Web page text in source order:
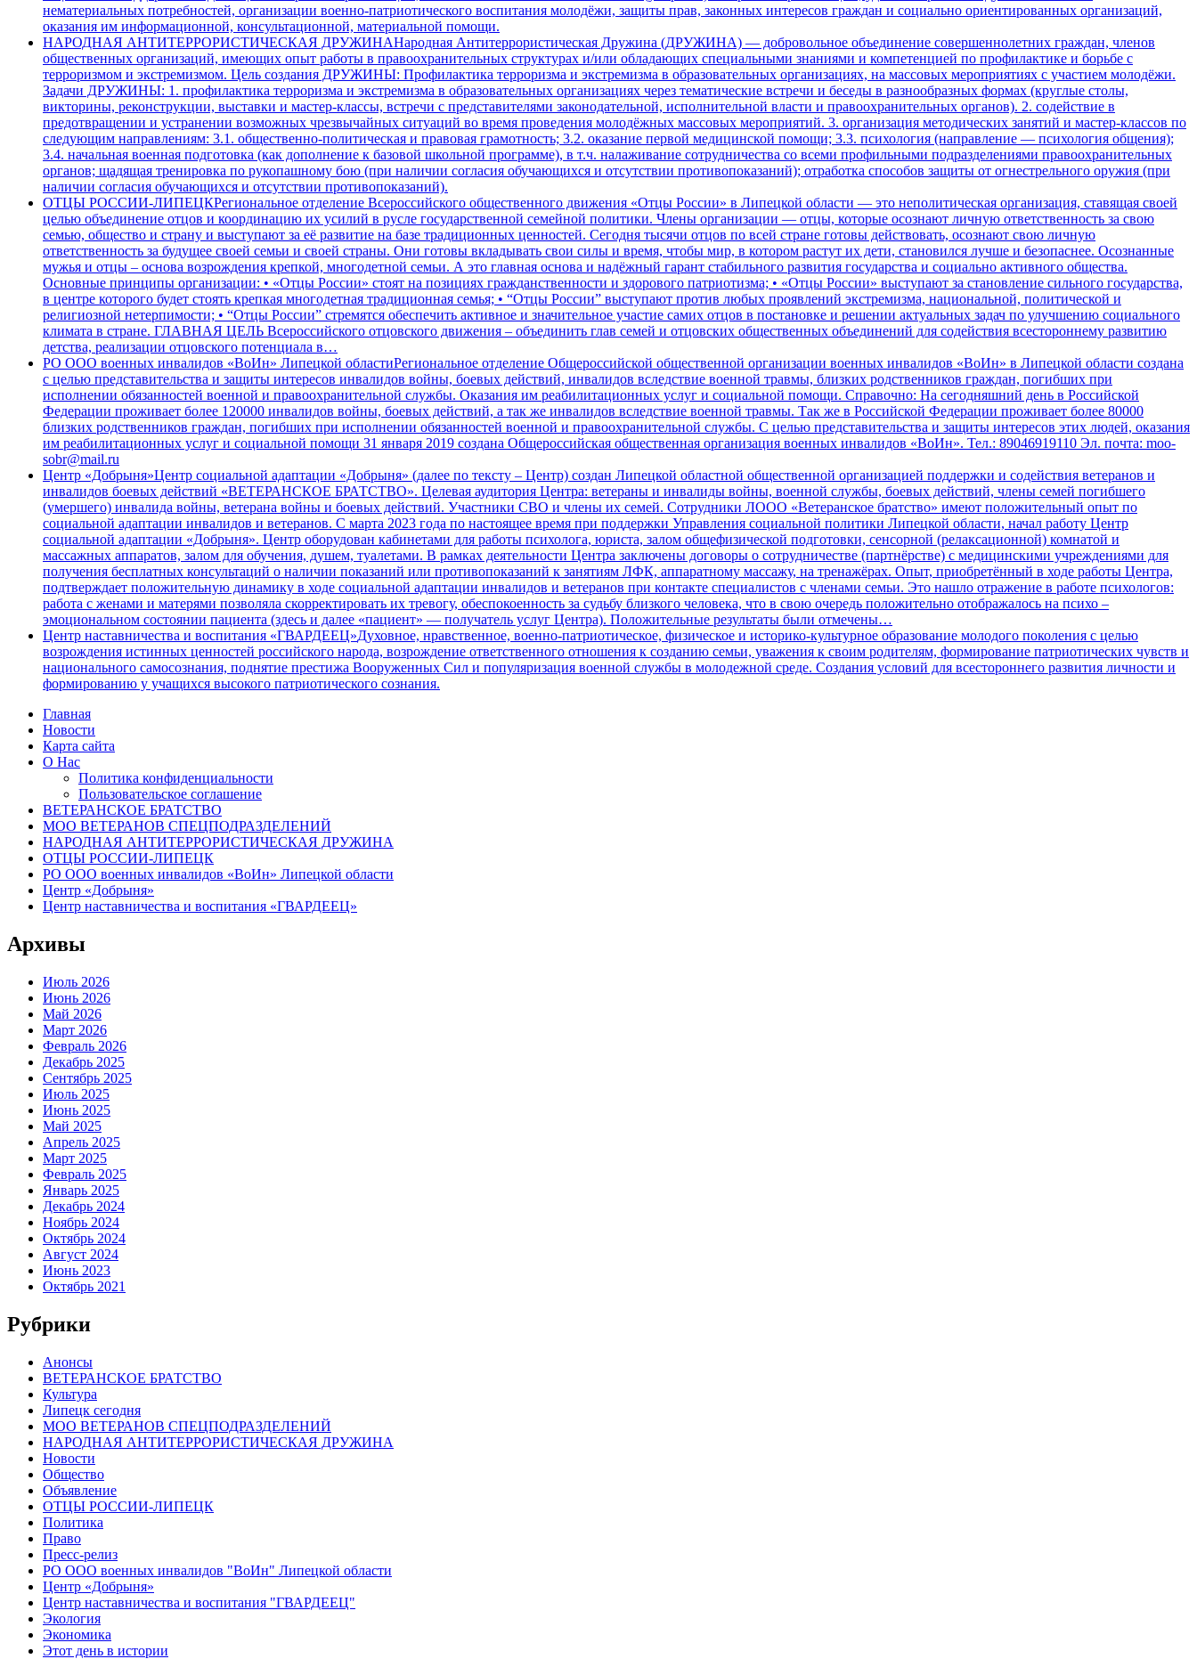
нематериальных потребностей, организации военно-патриотического воспитания молодёжи, защиты прав, законных интересов граждан и социально ориентированных организаций,
оказания им информационной, консультационной, материальной помощи.
НАРОДНАЯ АНТИТЕРРОРИСТИЧЕСКАЯ ДРУЖИНАНародная Антитеррористическая Дружина (ДРУЖИНА) — добровольное объединение совершеннолетних граждан, членов
общественных организаций, имеющих опыт работы в правоохранительных структурах и/или обладающих специальными знаниями и компетенцией по профилактике и борьбе с
терроризмом и экстремизмом. Цель создания ДРУЖИНЫ: Профилактика терроризма и экстремизма в образовательных организациях, на массовых мероприятиях с участием молодёжи.
Задачи ДРУЖИНЫ: 1. профилактика терроризма и экстремизма в образовательных организациях через тематические встречи и беседы в разнообразных формах (круглые столы,
викторины, реконструкции, выставки и мастер-классы, встречи с представителями законодательной, исполнительной власти и правоохранительных органов). 2. содействие в
предотвращении и устранении возможных чрезвычайных ситуаций во время проведения молодёжных массовых мероприятий. 3. организация методических занятий и мастер-классов по
следующим направлениям: 3.1. общественно-политическая и правовая грамотность; 3.2. оказание первой медицинской помощи; 3.3. психология (направление — психология общения);
3.4. начальная военная подготовка (как дополнение к базовой школьной программе), в т.ч. налаживание сотрудничества со всеми профильными подразделениями правоохранительных
органов; щадящая тренировка по рукопашному бою (при наличии согласия обучающихся и отсутствии противопоказаний); отработка способов защиты от огнестрельного оружия (при
наличии согласия обучающихся и отсутствии противопоказаний).
ОТЦЫ РОССИИ-ЛИПЕЦКРегиональное отделение Всероссийского общественного движения «Отцы России» в Липецкой области — это неполитическая организация, ставящая своей
целью объединение отцов и координацию их усилий в русле государственной семейной политики. Члены организации — отцы, которые осознают личную ответственность за свою
семью, общество и страну и выступают за её развитие на базе традиционных ценностей. Сегодня тысячи отцов по всей стране готовы действовать, осознают свою личную
ответственность за будущее своей семьи и своей страны. Они готовы вкладывать свои силы и время, чтобы мир, в котором растут их дети, становился лучше и безопаснее. Осознанные
мужья и отцы – основа возрождения крепкой, многодетной семьи. А это главная основа и надёжный гарант стабильного развития государства и социально активного общества.
Основные принципы организации: • «Отцы России» стоят на позициях гражданственности и здорового патриотизма; • «Отцы России» выступают за становление сильного государства,
в центре которого будет стоять крепкая многодетная традиционная семья; • “Отцы России” выступают против любых проявлений экстремизма, национальной, политической и
религиозной нетерпимости; • “Отцы России” стремятся обеспечить активное и значительное участие самих отцов в постановке и решении актуальных задач по улучшению социального
климата в стране. ГЛАВНАЯ ЦЕЛЬ Всероссийского отцовского движения – объединить глав семей и отцовских общественных объединений для содействия всестороннему развитию
детства, реализации отцовского потенциала в…
РО ООО военных инвалидов «ВоИн» Липецкой областиРегиональное отделение Общероссийской общественной организации военных инвалидов «ВоИн» в Липецкой области создана
с целью представительства и защиты интересов инвалидов войны, боевых действий, инвалидов вследствие военной травмы, близких родственников граждан, погибших при
исполнении обязанностей военной и правоохранительной службы. Оказания им реабилитационных услуг и социальной помощи. Справочно: На сегодняшний день в Российской
Федерации проживает более 120000 инвалидов войны, боевых действий, а так же инвалидов вследствие военной травмы. Так же в Российской Федерации проживает более 80000
близких родственников граждан, погибших при исполнении обязанностей военной и правоохранительной службы. С целью представительства и защиты интересов этих людей, оказания
им реабилитационных услуг и социальной помощи 31 января 2019 создана Общероссийская общественная организация военных инвалидов «ВоИн». Тел.: 89046919110 Эл. почта: moo-
sobr@mail.ru
Центр «Добрыня»Центр социальной адаптации «Добрыня» (далее по тексту – Центр) создан Липецкой областной общественной организацией поддержки и содействия ветеранов и
инвалидов боевых действий «ВЕТЕРАНСКОЕ БРАТСТВО». Целевая аудитория Центра: ветераны и инвалиды войны, военной службы, боевых действий, члены семей погибшего
(умершего) инвалида войны, ветерана войны и боевых действий. Участники СВО и члены их семей. Сотрудники ЛООО «Ветеранское братство» имеют положительный опыт по
социальной адаптации инвалидов и ветеранов. С марта 2023 года по настоящее время при поддержки Управления социальной политики Липецкой области, начал работу Центр
социальной адаптации «Добрыня». Центр оборудован кабинетами для работы психолога, юриста, залом общефизической подготовки, сенсорной (релаксационной) комнатой и
массажных аппаратов, залом для обучения, душем, туалетами. В рамках деятельности Центра заключены договоры о сотрудничестве (партнёрстве) с медицинскими учреждениями для
получения бесплатных консультаций о наличии показаний или противопоказаний к занятиям ЛФК, аппаратному массажу, на тренажёрах. Опыт, приобретённый в ходе работы Центра,
подтверждает положительную динамику в ходе социальной адаптации инвалидов и ветеранов при контакте специалистов с членами семьи. Это нашло отражение в работе психологов:
работа с женами и матерями позволяла скорректировать их тревогу, обеспокоенность за судьбу близкого человека, что в свою очередь положительно отображалось на психо –
эмоциональном состоянии пациента (здесь и далее «пациент» — получатель услуг Центра). Положительные результаты были отмечены…
Центр наставничества и воспитания «ГВАРДЕЕЦ»Духовное, нравственное, военно-патриотическое, физическое и историко-культурное образование молодого поколения с целью
возрождения истинных ценностей российского народа, возрождение ответственного отношения к созданию семьи, уважения к своим родителям, формирование патриотических чувств и
национального самосознания, поднятие престижа Вооруженных Сил и популяризация военной службы в молодежной среде. Создания условий для всестороннего развития личности и
формированию у учащихся высокого патриотического сознания.
Главная
Новости
Карта сайта
О Нас
Политика конфиденциальности
Пользовательское соглашение
ВЕТЕРАНСКОЕ БРАТСТВО
МОО ВЕТЕРАНОВ СПЕЦПОДРАЗДЕЛЕНИЙ
НАРОДНАЯ АНТИТЕРРОРИСТИЧЕСКАЯ ДРУЖИНА
ОТЦЫ РОССИИ-ЛИПЕЦК
РО ООО военных инвалидов «ВоИн» Липецкой области
Центр «Добрыня»
Центр наставничества и воспитания «ГВАРДЕЕЦ»
Архивы
Июль 2026
Июнь 2026
Май 2026
Март 2026
Февраль 2026
Декабрь 2025
Сентябрь 2025
Июль 2025
Июнь 2025
Май 2025
Апрель 2025
Март 2025
Февраль 2025
Январь 2025
Декабрь 2024
Ноябрь 2024
Октябрь 2024
Август 2024
Июнь 2023
Октябрь 2021
Рубрики
Анонсы
ВЕТЕРАНСКОЕ БРАТСТВО
Культура
Липецк сегодня
МОО ВЕТЕРАНОВ СПЕЦПОДРАЗДЕЛЕНИЙ
НАРОДНАЯ АНТИТЕРРОРИСТИЧЕСКАЯ ДРУЖИНА
Новости
Общество
Объявление
ОТЦЫ РОССИИ-ЛИПЕЦК
Политика
Право
Пресс-релиз
РО ООО военных инвалидов "ВоИн" Липецкой области
Центр «Добрыня»
Центр наставничества и воспитания "ГВАРДЕЕЦ"
Экология
Экономика
Этот день в истории